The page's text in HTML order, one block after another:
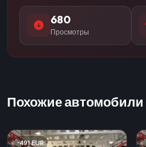
680
Просмотры
Похожие автомобили
-491 EUR